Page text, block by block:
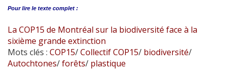
Pour lire le texte complet :
La COP15 de Montréal sur la biodiversité face à la
sixième grande extinction
Mots clés : COP15/Collectif COP15/ biodiversité/
Autochtones/forêts/ plastique